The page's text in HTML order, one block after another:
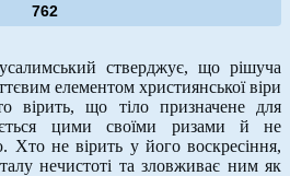
762
стверджує, що рішуча
елементом християнської віри
вірить, що тіло призначене для
цими своїми ризами й не
Хто не вірить у його воскресіння,
нечистоті та зловживає ним як